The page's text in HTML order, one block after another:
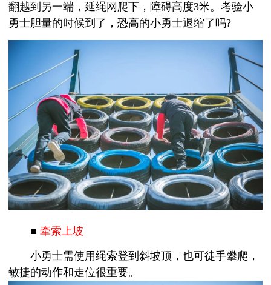
翻越到另一端，延绳网爬下，障碍高度3米。考验小
勇士胆量的时候到了，恐高的小勇士退缩了吗?
■ 牵索上坡
小勇士需使用绳索登到斜坡顶，也可徒手攀爬，
敏捷的动作和走位很重要。